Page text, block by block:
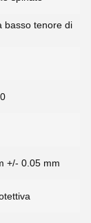
basso tenore di
+/- 0.05 mm